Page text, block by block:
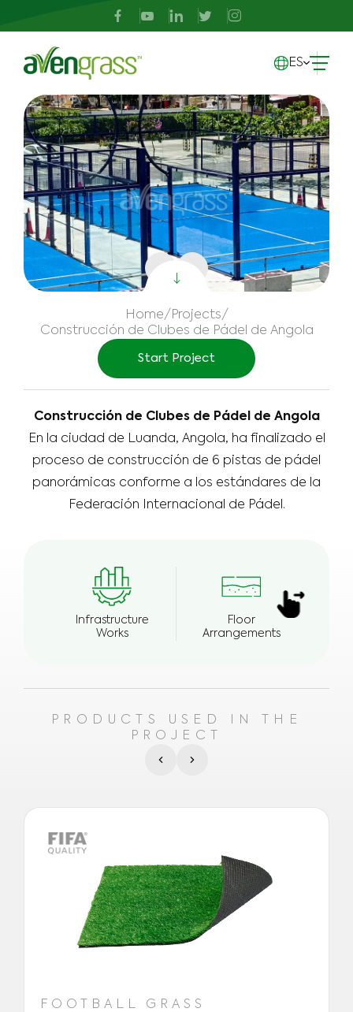
ES
Home/ Projects/
Construcción de Clubes de Pádel de Angola
Start Project
Construcción de Clubes de Pádel de Angola
En la ciudad de Luanda, Angola, ha finalizado el
proceso de construcción de 6 pistas de pádel
panorámicas conforme a los estándares de la
Federación Internacional de Pádel.
Infrastructure
Works
Floor
Arrangements
PRODUCTS USED IN THE
PROJECT
FOOTBALL GRASS